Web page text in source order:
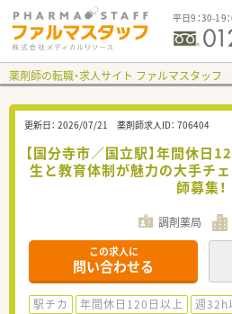
平日9：30-19
薬剤師の転職・求人サイト ファルマスタッフ
更新日： 2026/07/21 薬剤師求人ID： 706404
【国分寺市／国立駅】年間休日
生と教育体制が魅力の大手チ
師募集！
調剤薬局
この求人に
問い合わせる
駅チカ 年間休日120日以上 週32h